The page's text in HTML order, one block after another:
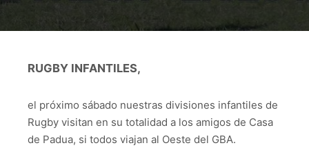
RUGBY INFANTILES,
el próximo sábado nuestras divisiones infantiles de
Rugby visitan en su totalidad a los amigos de Casa
de Padua, si todos viajan al Oeste del GBA.